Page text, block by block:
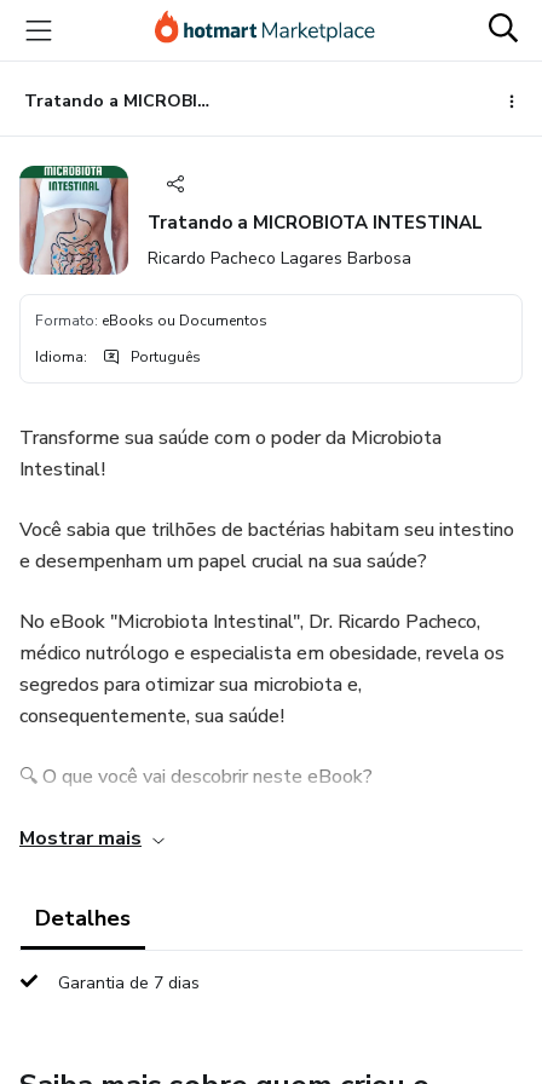
para
conteúdo
principal
para
pagamento
para
rodapé
Tratando a MICROBIOTA INTESTINAL
Tratando a MICROBIOTA INTESTINAL
Ricardo Pacheco Lagares Barbosa
Formato: eBooks ou Documentos
Idioma: Português
Transforme sua saúde com o poder da Microbiota
Intestinal!
Você sabia que trilhões de bactérias habitam seu intestino
e desempenham um papel crucial na sua saúde?
No eBook "Microbiota Intestinal", Dr. Ricardo Pacheco,
médico nutrólogo e especialista em obesidade, revela os
segredos para otimizar sua microbiota e,
consequentemente, sua saúde!
🔍 O que você vai descobrir neste eBook?
A importância da microbiota intestinal e como ela influencia
Como a dieta afeta a flora intestinal e as estratégias para
Mostrar mais
Detalhes
Garantia de 7 dias